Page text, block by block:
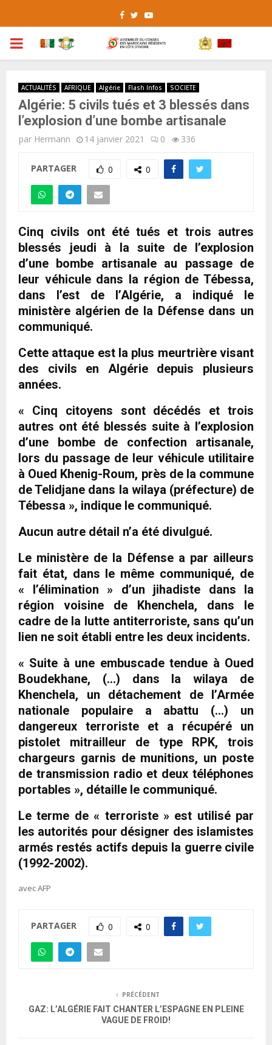
Facebook
TwitterYoutube
PRIMARY
ACTUALITÉS AFRIQUE Algérie Flash Infos SOCIETE
Algérie: 5 civils tués et 3 blessés dans
l’explosion d’une bombe artisanale
par Hermann 14 janvier 2021 0 336
PARTAGER 0 0
Cinq civils ont été tués et trois autres
blessés jeudi à la suite de l’explosion
d’une bombe artisanale au passage de
leur véhicule dans la région de Tébessa,
dans l’est de l’Algérie, a indiqué le
ministère algérien de la Défense dans un
communiqué.
Cette attaque est la plus meurtrière visant
des civils en Algérie depuis plusieurs
années.
« Cinq citoyens sont décédés et trois
autres ont été blessés suite à l’explosion
d’une bombe de confection artisanale,
lors du passage de leur véhicule utilitaire
à Oued Khenig-Roum, près de la commune
de Telidjane dans la wilaya (préfecture) de
Tébessa », indique le communiqué.
Aucun autre détail n’a été divulgué.
Le ministère de la Défense a par ailleurs
fait état, dans le même communiqué, de
« l’élimination » d’un jihadiste dans la
région voisine de Khenchela, dans le
cadre de la lutte antiterroriste, sans qu’un
lien ne soit établi entre les deux incidents.
« Suite à une embuscade tendue à Oued
Boudekhane, (…) dans la wilaya de
Khenchela, un détachement de l’Armée
nationale populaire a abattu (…) un
dangereux terroriste et a récupéré un
pistolet mitrailleur de type RPK, trois
chargeurs garnis de munitions, un poste
de transmission radio et deux téléphones
portables », détaille le communiqué.
Le terme de « terroriste » est utilisé par
les autorités pour désigner des islamistes
armés restés actifs depuis la guerre civile
(1992-2002).
avec AFP
PARTAGER 0 0
PRÉCÉDENT
GAZ: L’ALGÉRIE FAIT CHANTER L’ESPAGNE EN PLEINE
VAGUE DE FROID!